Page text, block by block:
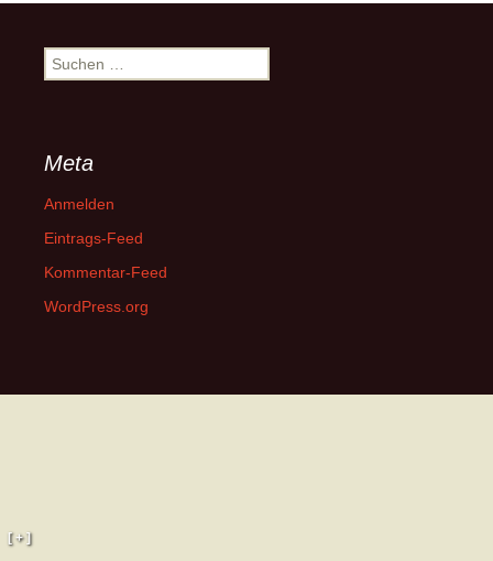
Suchen
nach:
Meta
Anmelden
Eintrags-Feed
Kommentar-Feed
WordPress.org
[ + ]